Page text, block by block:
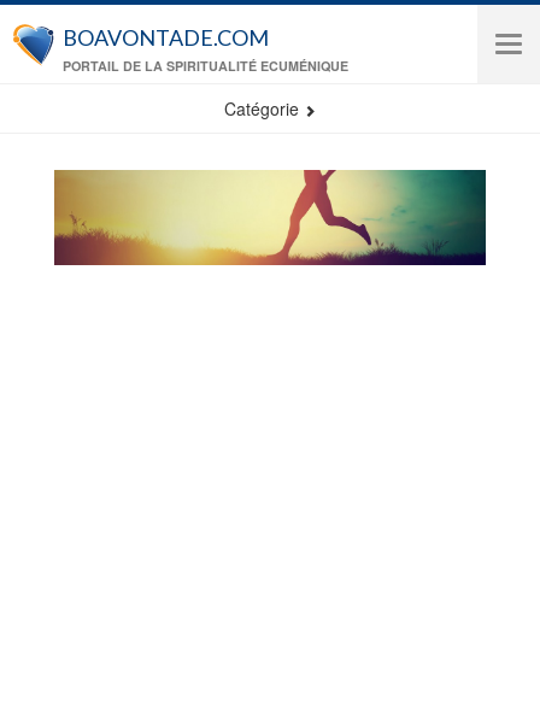
Aller au contenu principal
BOAVONTADE.COM
PORTAIL DE LA SPIRITUALITÉ ECUMÉNIQUE
Catégorie